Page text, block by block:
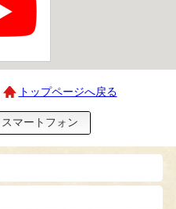
トップページへ戻る
スマートフォン